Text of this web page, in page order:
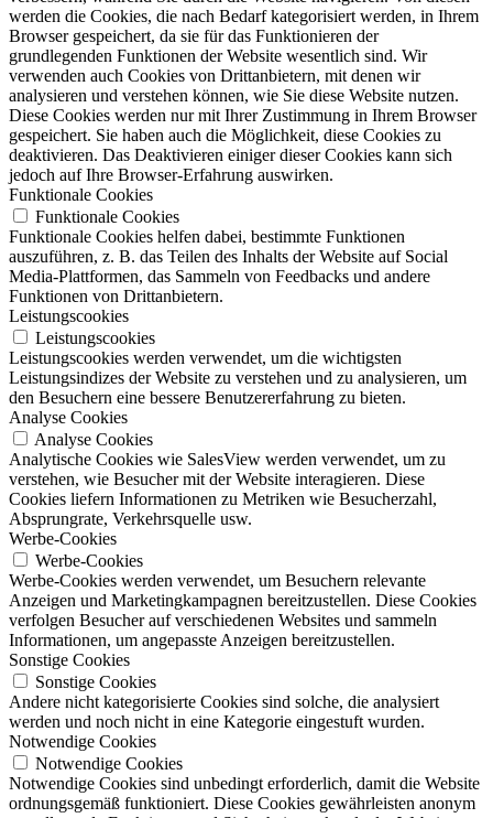
werden die Cookies, die nach Bedarf kategorisiert werden, in Ihrem
Browser gespeichert, da sie für das Funktionieren der
grundlegenden Funktionen der Website wesentlich sind. Wir
verwenden auch Cookies von Drittanbietern, mit denen wir
analysieren und verstehen können, wie Sie diese Website nutzen.
Diese Cookies werden nur mit Ihrer Zustimmung in Ihrem Browser
gespeichert. Sie haben auch die Möglichkeit, diese Cookies zu
deaktivieren. Das Deaktivieren einiger dieser Cookies kann sich
jedoch auf Ihre Browser-Erfahrung auswirken.
Funktionale Cookies
Funktionale Cookies
Funktionale Cookies helfen dabei, bestimmte Funktionen
auszuführen, z. B. das Teilen des Inhalts der Website auf Social
Media-Plattformen, das Sammeln von Feedbacks und andere
Funktionen von Drittanbietern.
Leistungscookies
Leistungscookies
Leistungscookies werden verwendet, um die wichtigsten
Leistungsindizes der Website zu verstehen und zu analysieren, um
den Besuchern eine bessere Benutzererfahrung zu bieten.
Analyse Cookies
Analyse Cookies
Analytische Cookies wie SalesView werden verwendet, um zu
verstehen, wie Besucher mit der Website interagieren. Diese
Cookies liefern Informationen zu Metriken wie Besucherzahl,
Absprungrate, Verkehrsquelle usw.
Werbe-Cookies
Werbe-Cookies
Werbe-Cookies werden verwendet, um Besuchern relevante
Anzeigen und Marketingkampagnen bereitzustellen. Diese Cookies
verfolgen Besucher auf verschiedenen Websites und sammeln
Informationen, um angepasste Anzeigen bereitzustellen.
Sonstige Cookies
Sonstige Cookies
Andere nicht kategorisierte Cookies sind solche, die analysiert
werden und noch nicht in eine Kategorie eingestuft wurden.
Notwendige Cookies
Notwendige Cookies
Notwendige Cookies sind unbedingt erforderlich, damit die Website
ordnungsgemäß funktioniert. Diese Cookies gewährleisten anonym